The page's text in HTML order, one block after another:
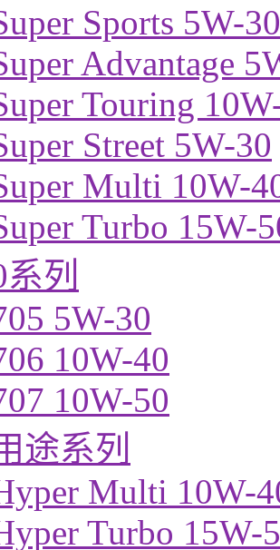
Sports 5W-30
Advantage
Touring
Street 5W-30
Multi 10W-
Turbo 15W-
列
5W-30
10W-40
10W-50
途系列
Multi 10W-
Turbo 15W-